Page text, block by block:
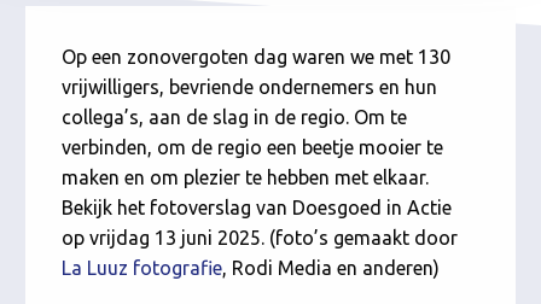
Op een zonovergoten dag waren we met 130
vrijwilligers, bevriende ondernemers en hun
collega’s, aan de slag in de regio. Om te
verbinden, om de regio een beetje mooier te
maken en om plezier te hebben met elkaar.
Bekijk het fotoverslag van Doesgoed in Actie
op vrijdag 13 juni 2025. (foto’s gemaakt door
La Luuz fotografie , Rodi Media en anderen)